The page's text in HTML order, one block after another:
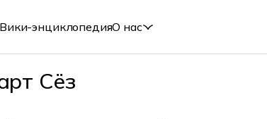
Вики-энциклопедияО нас
Сёз